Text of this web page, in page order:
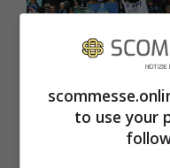
Dalle ore 15:00
to use your